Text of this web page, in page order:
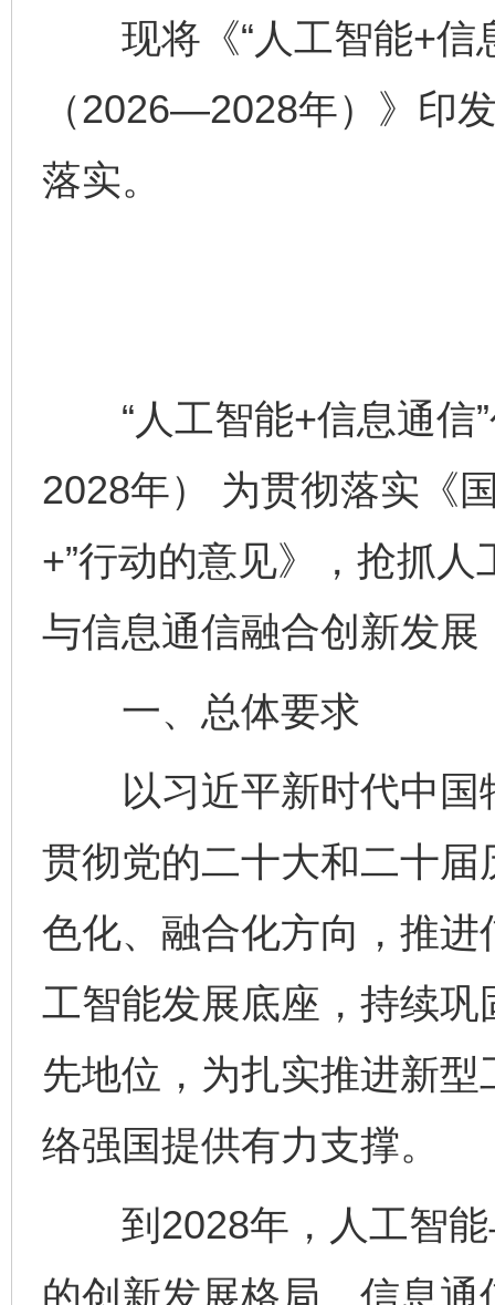
现将《“人工智能+信
（2026—2028年）》印
落实。
“人工智能+信息通信”
2028年） 为贯彻落实《
+”行动的意见》，抢抓
与信息通信融合创新发
一、总体要求
以习近平新时代中国
贯彻党的二十大和二十
色化、融合化方向，推
工智能发展底座，持续
先地位，为扎实推进新
络强国提供有力支撑。
到2028年，人工智能
的创新发展格局。信息